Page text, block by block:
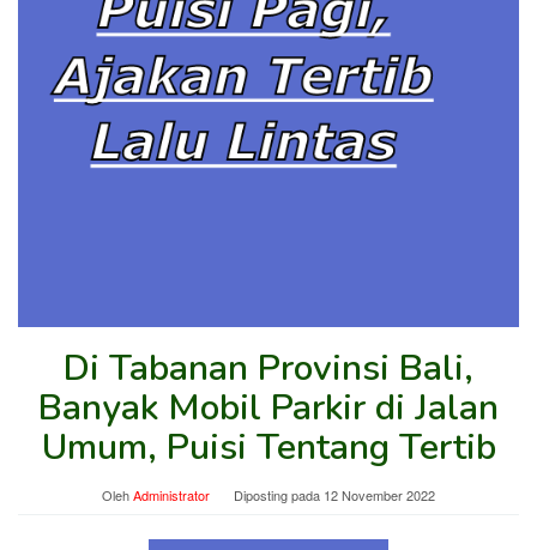
Di Tabanan Provinsi Bali,
Banyak Mobil Parkir di Jalan
Umum, Puisi Tentang Tertib
OlehAdministrator Diposting pada 12 November 2022